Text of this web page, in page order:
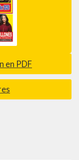
en PDF